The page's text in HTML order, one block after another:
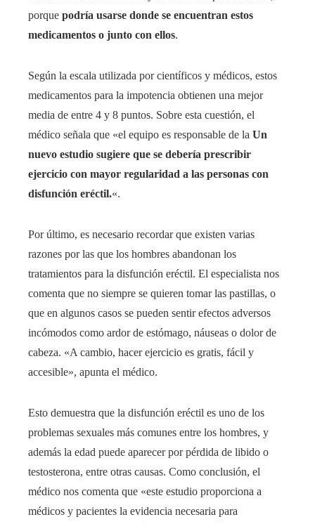
porque podría usarse donde se encuentran estos
medicamentos o junto con ellos.
Según la escala utilizada por científicos y médicos, estos
medicamentos para la impotencia obtienen una mejor
media de entre 4 y 8 puntos. Sobre esta cuestión, el
médico señala que «el equipo es responsable de la Un
nuevo estudio sugiere que se debería prescribir
ejercicio con mayor regularidad a las personas con
disfunción eréctil.«.
Por último, es necesario recordar que existen varias
razones por las que los hombres abandonan los
tratamientos para la disfunción eréctil. El especialista nos
comenta que no siempre se quieren tomar las pastillas, o
que en algunos casos se pueden sentir efectos adversos
incómodos como ardor de estómago, náuseas o dolor de
cabeza. «A cambio, hacer ejercicio es gratis, fácil y
accesible», apunta el médico.
Esto demuestra que la disfunción eréctil es uno de los
problemas sexuales más comunes entre los hombres, y
además la edad puede aparecer por pérdida de libido o
testosterona, entre otras causas. Como conclusión, el
médico nos comenta que «este estudio proporciona a
médicos y pacientes la evidencia necesaria para